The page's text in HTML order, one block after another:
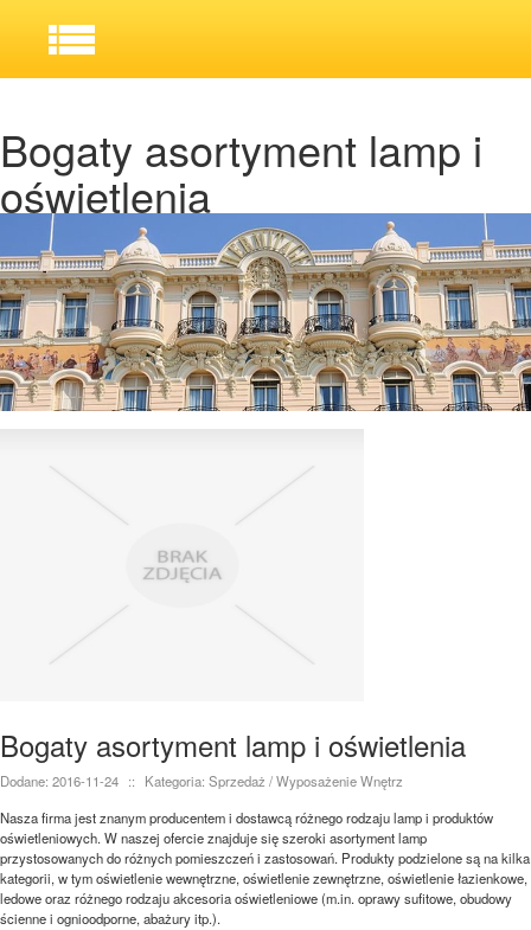
Bogaty asortyment lamp i
oświetlenia
Bogaty asortyment lamp i oświetlenia
Dodane: 2016-11-24 ::
Kategoria: Sprzedaż / Wyposażenie Wnętrz
Nasza firma jest znanym producentem i dostawcą różnego rodzaju lamp i produktów
oświetleniowych. W naszej ofercie znajduje się szeroki asortyment lamp
przystosowanych do różnych pomieszczeń i zastosowań. Produkty podzielone są na kilka
kategorii, w tym oświetlenie wewnętrzne, oświetlenie zewnętrzne, oświetlenie łazienkowe,
ledowe oraz różnego rodzaju akcesoria oświetleniowe (m.in. oprawy sufitowe, obudowy
ścienne i ognioodporne, abażury itp.).